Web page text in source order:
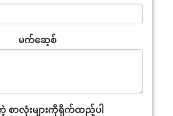
မက်ဆေ့စ်
စာလုံးများကိုရိုက်ထည့်ပါ